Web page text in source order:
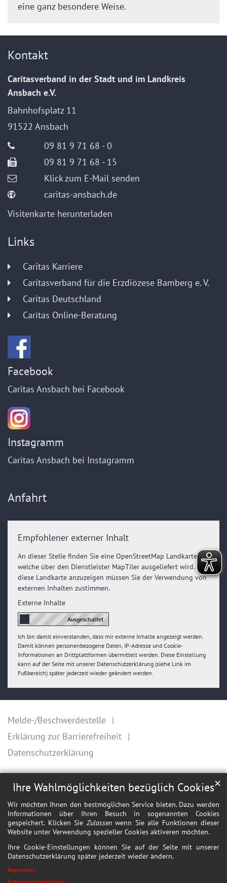
Ihre Wahlmöglichkeiten bezüglich Cookies
Wir möchten Ihnen den bestmöglichen Service bieten. Dazu werden
Informationen über Ihren Besuch in sogenannten Cookies
gespeichert. Klicken Sie Zulassenwenn Sie alle Funktionen dieser
Website unter Verwendung spezieller Cookies aktiveren möchten.
Ihre Cookie-Einstellungen können Sie auf der Seite mit unserer
Datenschutzerklärung später jederzeit wieder ändern.
✕
Impressum
eine ganz besondere Weise.
Kontakt
Caritasverband in der Stadt und im Landkreis
Ansbach e.V.
Bahnhofsplatz 11
91522 Ansbach
09 81 9 71 68 - 0
09 81 9 71 68 - 15
Klick zum E-Mail senden
caritas-ansbach.de
Visitenkarte herunterladen
Links
Caritas Karriere
Caritasverband für die Erzdiözese Bamberg e. V.
Caritas Deutschland
Caritas Online-Beratung
Facebook
Caritas Ansbach bei Facebook
Instagramm
Caritas Ansbach bei Instagramm
Anfahrt
Empfohlener externer Inhalt
An dieser Stelle finden Sie eine OpenStreetMap Landkarte,
welche über den Dienstleister MapTiler ausgeliefert wird. Um
diese Landkarte anzuzeigen müssen Sie der Verwendung von
externen Inhalten zustimmen.
Externe Inhalte
Ich bin damit einverstanden, dass mir externe Inhalte angezeigt werden.
Damit können personenbezogene Daten, IP-Adresse und Cookie-
Informationen an Drittplattformen übermittelt werden. Diese Einstellung
kann auf der Seite mit unserer Datenschutzerklärung (siehe Link im
Fußbereich) später jederzeit wieder geändert werden.
Melde-/Beschwerdestelle
Erklärung zur Barrierefreiheit
Datenschutzerklärung